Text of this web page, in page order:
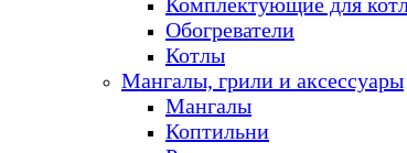
Обогреватели
Котлы
Мангалы, грили и аксессуары
Мангалы
Коптильни